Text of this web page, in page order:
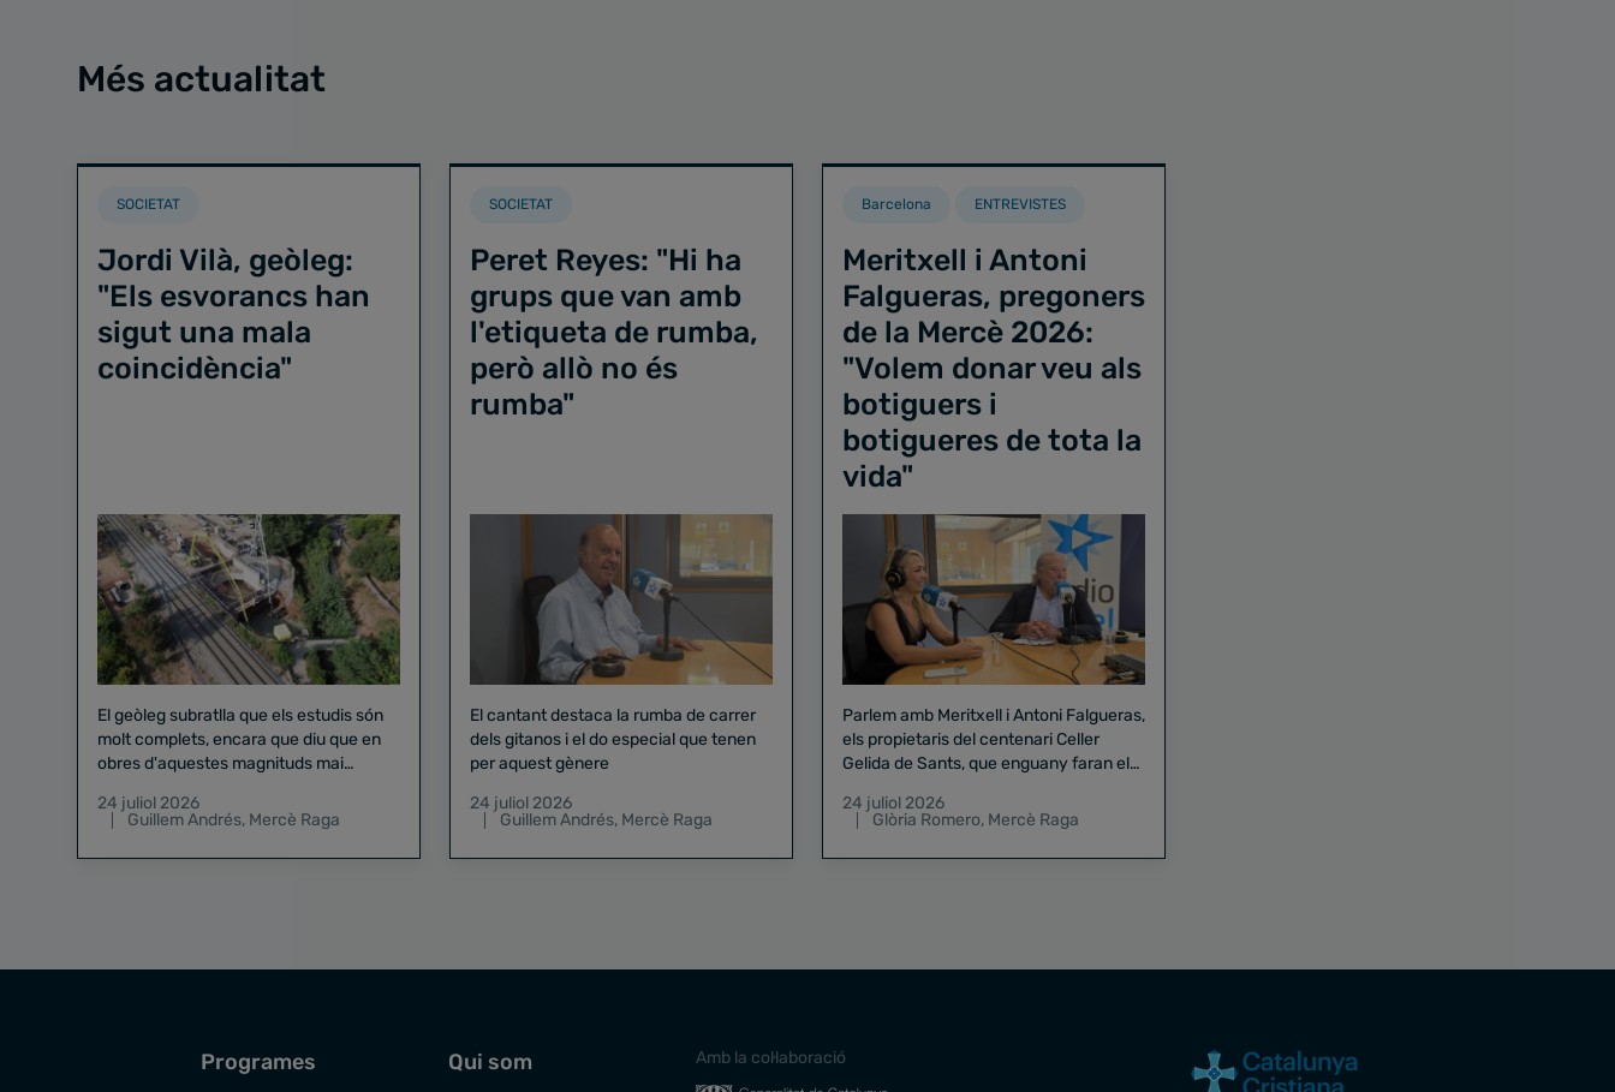
Més actualitat
SOCIETAT
Jordi Vilà, geòleg:
"Els esvorancs han
sigut una mala
coincidència"
El geòleg subratlla que els estudis són
molt complets, encara que diu que en
obres d'aquestes magnituds mai
24 juliol 2026
Guillem Andrés, Mercè Raga
SOCIETAT
Peret Reyes: "Hi ha
grups que van amb
l'etiqueta de rumba,
però allò no és
rumba"
El cantant destaca la rumba de carrer
dels gitanos i el do especial que tenen
per aquest gènere
24 juliol 2026
Guillem Andrés, Mercè Raga
Barcelona ENTREVISTES
Meritxell i Antoni
Falgueras, pregoners
de la Mercè 2026:
"Volem donar veu als
botiguers i
botigueres de tota la
vida"
Parlem amb Meritxell i Antoni Falgueras,
els propietaris del centenari Celler
Gelida de Sants, que enguany faran el
24 juliol 2026
Glòria Romero, Mercè Raga
Programes Qui som Amb la col·laboració